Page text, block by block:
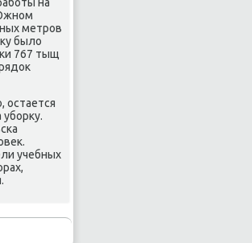
метрοв
было
767 тыщ
остается
учебных